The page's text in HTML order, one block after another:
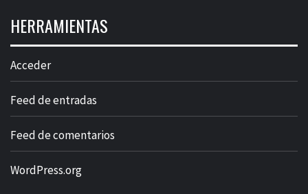
HERRAMIENTAS
Acceder
Feed de entradas
Feed de comentarios
WordPress.org